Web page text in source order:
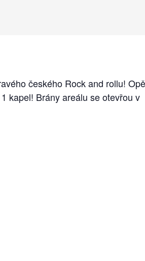
českého Rock and rollu!
kapel! Brány areálu se otevřou v